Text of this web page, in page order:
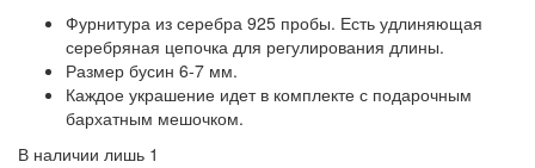
Фурнитура из серебра 925 пробы. Есть удлиняющая
серебряная цепочка для регулирования длины.
Размер бусин 6-7 мм.
Каждое украшение идет в комплекте с подарочным
бархатным мешочком.
В наличии лишь 1